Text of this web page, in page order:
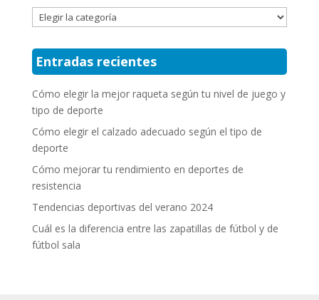
Selecciona
deporte
Entradas recientes
Cómo elegir la mejor raqueta según tu nivel de juego y
tipo de deporte
Cómo elegir el calzado adecuado según el tipo de
deporte
Cómo mejorar tu rendimiento en deportes de
resistencia
Tendencias deportivas del verano 2024
Cuál es la diferencia entre las zapatillas de fútbol y de
fútbol sala